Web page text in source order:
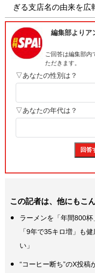
ぎる支店名の由来を広
この記者は、他にもこ
ラーメンを「年間800杯
「9年で35キロ増」も
い」
“コーヒー断ち”のX投稿